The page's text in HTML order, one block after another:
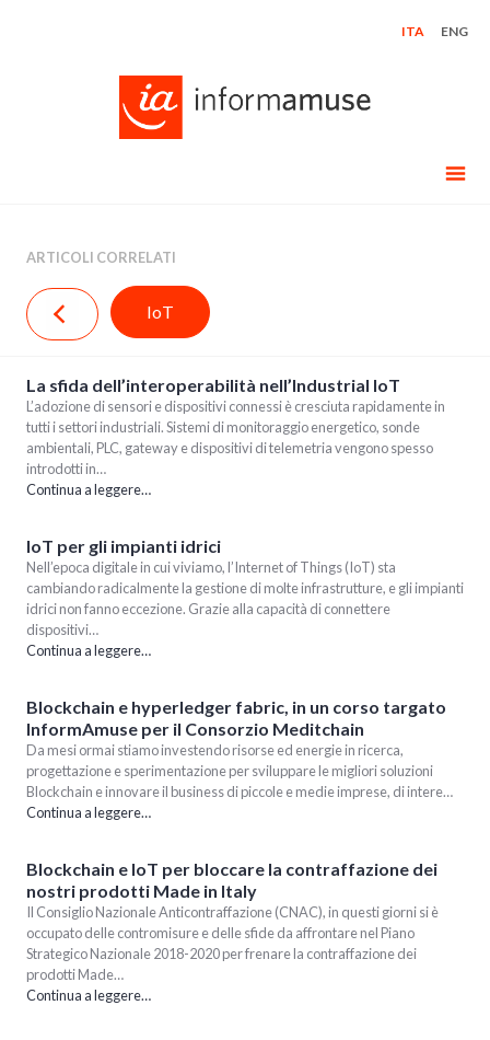
ITA ENG
ARTICOLI CORRELATI
IoT
La sfida dell’interoperabilità nell’Industrial IoT
L’adozione di sensori e dispositivi connessi è cresciuta rapidamente in
tutti i settori industriali. Sistemi di monitoraggio energetico, sonde
ambientali, PLC, gateway e dispositivi di telemetria vengono spesso
introdotti in…
Continua a leggere…
IoT per gli impianti idrici
Nell’epoca digitale in cui viviamo, l’Internet of Things (IoT) sta
cambiando radicalmente la gestione di molte infrastrutture, e gli impianti
idrici non fanno eccezione. Grazie alla capacità di connettere
dispositivi…
Continua a leggere…
Blockchain e hyperledger fabric, in un corso targato
InformAmuse per il Consorzio Meditchain
Da mesi ormai stiamo investendo risorse ed energie in ricerca,
progettazione e sperimentazione per sviluppare le migliori soluzioni
Blockchain e innovare il business di piccole e medie imprese, di intere…
Continua a leggere…
Blockchain e IoT per bloccare la contraffazione dei
nostri prodotti Made in Italy
Il Consiglio Nazionale Anticontraffazione (CNAC), in questi giorni si è
occupato delle contromisure e delle sfide da affrontare nel Piano
Strategico Nazionale 2018-2020 per frenare la contraffazione dei
prodotti Made…
Continua a leggere…